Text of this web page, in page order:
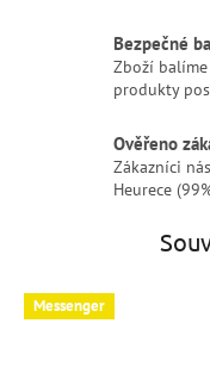
Bezpečné
Zboží
produkty
Ověřeno
Zákazníci
Heurece
Messenger